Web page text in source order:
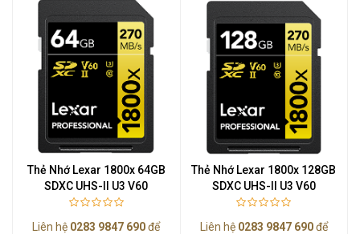
Thẻ Nhớ Lexar 1800x 64GB
SDXC UHS-II U3 V60
Liên hệ 0283 9847 690để
Thẻ Nhớ Lexar 1800x 128GB
SDXC UHS-II U3 V60
Liên hệ 0283 9847 690để